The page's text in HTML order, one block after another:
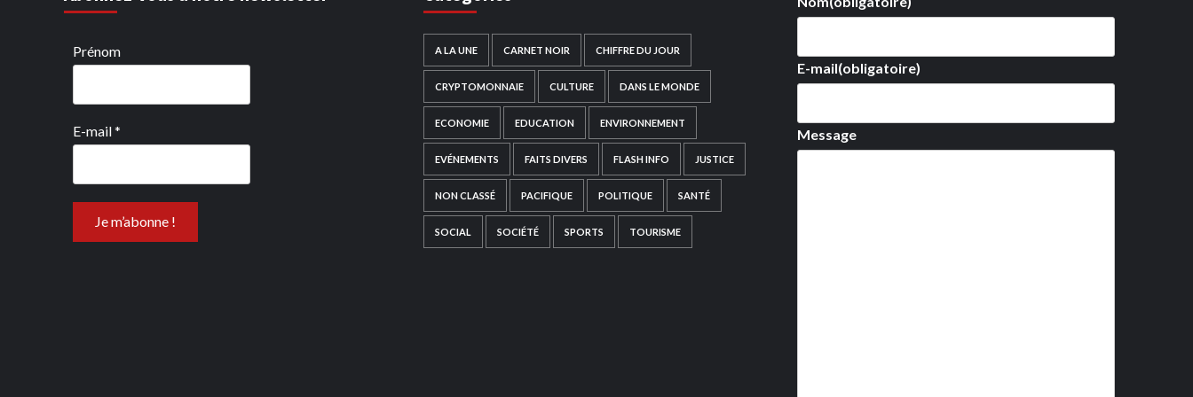
Prénom
E-mail*
A LA UNE CARNET NOIR CHIFFRE DU JOUR
CRYPTOMONNAIE CULTURE DANS LE MONDE
ECONOMIE EDUCATION ENVIRONNEMENT
EVÉNEMENTS FAITS DIVERS FLASH INFO JUSTICE
NON CLASSÉ PACIFIQUE POLITIQUE SANTÉ
SOCIAL SOCIÉTÉ SPORTS TOURISME
E-mail(obligatoire)
Message